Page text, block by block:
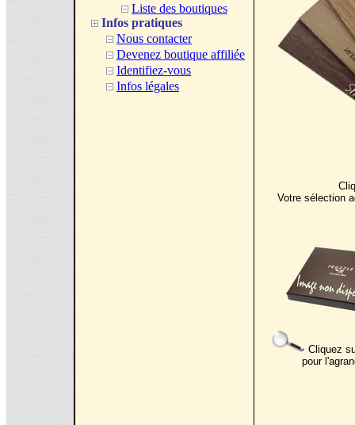
Liste des boutiques
Infos pratiques
Nous contacter
Devenez boutique affiliée
Identifiez-vous
Infos légales
Votre sélection
Cliquez
pour